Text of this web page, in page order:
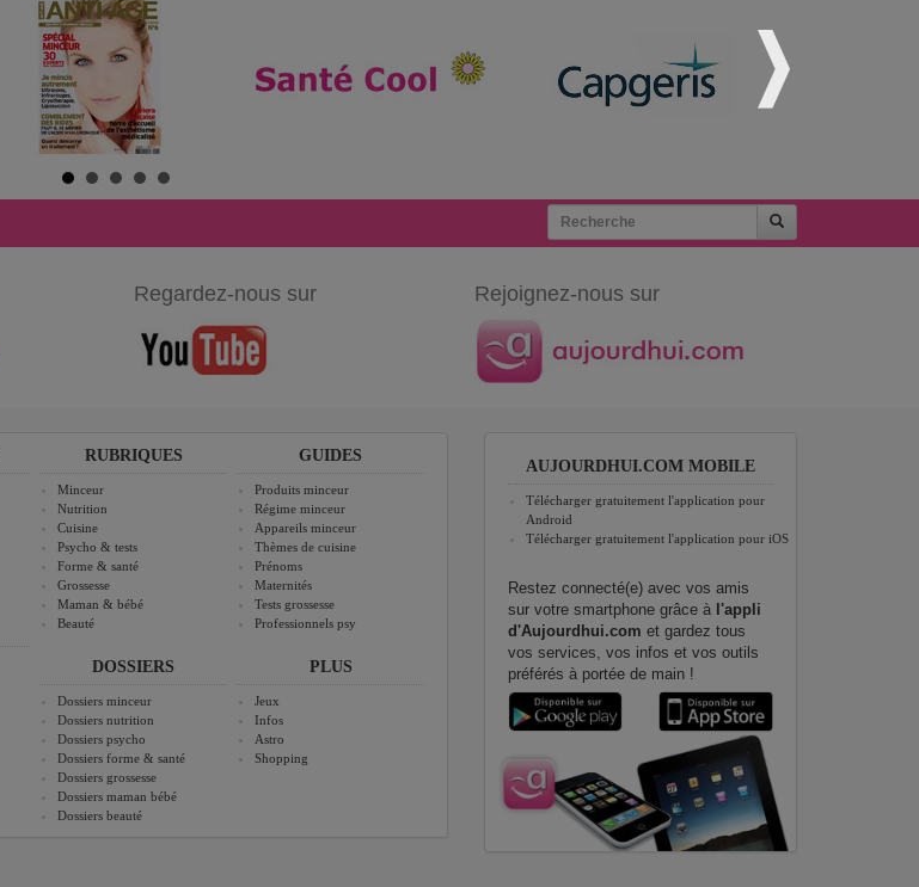
Regardez-nous sur Rejoignez-nous sur
RUBRIQUES
Minceur
Nutrition
Cuisine
Psycho & tests
Forme & santé
Grossesse
Maman & bébé
Beauté
DOSSIERS
Dossiers minceur
Dossiers nutrition
Dossiers psycho
Dossiers forme & santé
Dossiers grossesse
Dossiers maman bébé
Dossiers beauté
GUIDES
Produits minceur
Régime minceur
Appareils minceur
Thèmes de cuisine
Prénoms
Maternités
Tests grossesse
Professionnels psy
PLUS
Jeux
Infos
Astro
Shopping
AUJOURDHUI.COM MOBILE
Télécharger gratuitement l'application pour
Android
Télécharger gratuitement l'application pour iOS
Restez connecté(e) avec vos amis
sur votre smartphone grâce à l'appli
d'Aujourdhui.com et gardez tous
vos services, vos infos et vos outils
préférés à portée de main !